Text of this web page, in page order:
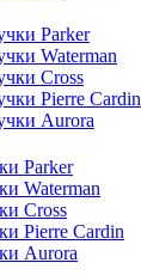
Parker
Waterman
Cross
Pierre Cardin
Aurora
Parker
Waterman
Cross
Pierre Cardin
Aurora